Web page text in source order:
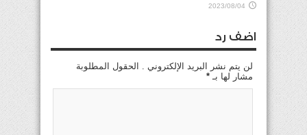
2023/08/04
اضف رد
لن يتم نشر البريد الإلكتروني . الحقول المطلوبة
مشار لها بـ *